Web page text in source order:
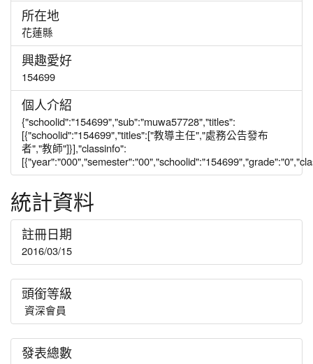
所在地
花蓮縣
興趣愛好
154699
個人介紹
{"schoolid":"154699","sub":"muwa57728","titles":
[{"schoolid":"154699","titles":["教導主任","處務公告發布
者","教師"]}],"classinfo":
統計資料
註冊日期
2016/03/15
頭銜等級
資深會員
發表總數